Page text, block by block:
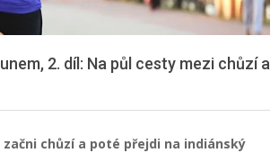
2. díl: Na půl cesty mezi chůzí a
začni chůzí a poté přejdi na indiánský